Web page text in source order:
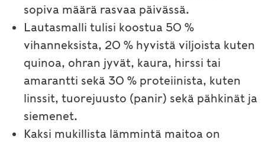
sopiva määrä rasvaa päivässä.
Lautasmalli tulisi koostua 50 %
vihanneksista, 20 % hyvistä viljoista kuten
quinoa, ohran jyvät, kaura, hirssi tai
amarantti sekä 30 % proteiinista, kuten
linssit, tuorejuusto (panir) sekä pähkinät ja
siemenet.
Kaksi mukillista lämmintä maitoa on